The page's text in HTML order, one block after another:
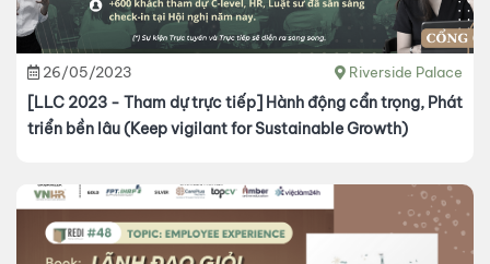
26/05/2023 Riverside Palace
[LLC 2023 - Tham dự trực tiếp] Hành động cẩn trọng, Phát
triển bền lâu (Keep vigilant for Sustainable Growth)